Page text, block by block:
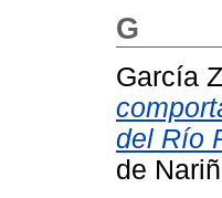
G
García
del Río
de